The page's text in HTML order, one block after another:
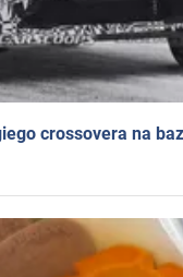
crossovera na